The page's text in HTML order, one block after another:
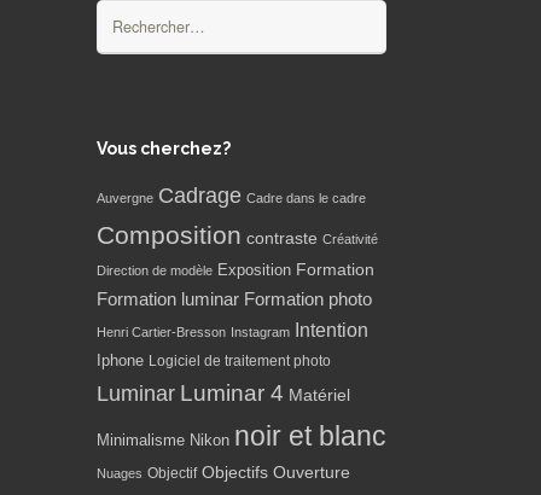
Vous cherchez?
Auvergne Cadrage Cadre dans le cadre
Composition contraste Créativité
Direction de modèle Exposition Formation
Formation luminar Formation photo
Henri Cartier-Bresson Instagram Intention
Iphone Logiciel de traitement photo
Luminar Luminar 4 Matériel
Minimalisme Nikon noir et blanc
Nuages Objectif Objectifs Ouverture